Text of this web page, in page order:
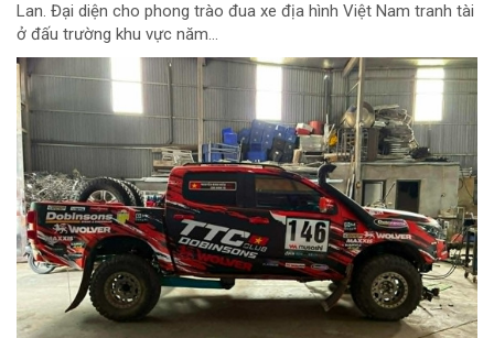
Lan. Đại diện cho phong trào đua xe địa hình Việt Nam tranh tài
ở đấu trường khu vực năm...